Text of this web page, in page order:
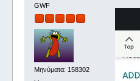
GWF
Μηνύματα: 158302